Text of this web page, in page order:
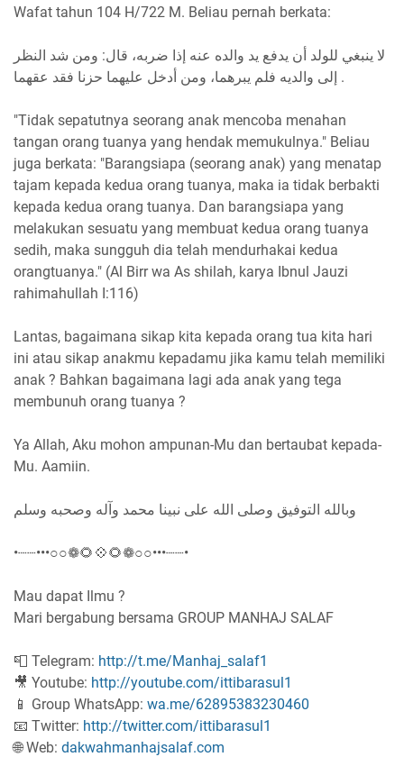
Wafat tahun 104 H/722 M. Beliau pernah berkata:
لا ينبغي للولد أن يدفع يد والده عنه إذا ضربه، قال: ومن شد النظر
إلى والديه فلم يبرهما، ومن أدخل عليهما حزنا فقد عقهما .
"Tidak sepatutnya seorang anak mencoba menahan
tangan orang tuanya yang hendak memukulnya." Beliau
juga berkata: "Barangsiapa (seorang anak) yang menatap
tajam kepada kedua orang tuanya, maka ia tidak berbakti
kepada kedua orang tuanya. Dan barangsiapa yang
melakukan sesuatu yang membuat kedua orang tuanya
sedih, maka sungguh dia telah mendurhakai kedua
orangtuanya." (Al Birr wa As shilah, karya Ibnul Jauzi
rahimahullah I:116)
Lantas, bagaimana sikap kita kepada orang tua kita hari
ini atau sikap anakmu kepadamu jika kamu telah memiliki
anak ? Bahkan bagaimana lagi ada anak yang tega
membunuh orang tuanya ?
Ya Allah, Aku mohon ampunan-Mu dan bertaubat kepada-
Mu. Aamiin.
وبالله التوفيق وصلى الله على نبينا محمد وآله وصحبه وسلم
•┈┈•••○○❁🌻💠🌻❁○○•••┈┈•
Mau dapat Ilmu ?
Mari bergabung bersama GROUP MANHAJ SALAF
📮 Telegram: http://t.me/Manhaj_salaf1
🎥 Youtube: http://youtube.com/ittibarasul1
📱 Group WhatsApp: wa.me/62895383230460
📧 Twitter: http://twitter.com/ittibarasul1
🌐 Web: dakwahmanhajsalaf.com